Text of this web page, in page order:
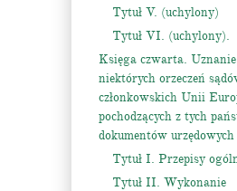
Tytuł V. (uchylony)
Tytuł VI. (uchylony).
Księga czwarta.
niektórych orzeczeń
członkowskich Unii
pochodzących z tych
dokumentów
Tytuł I. Przepisy
Tytuł II. Wykonanie